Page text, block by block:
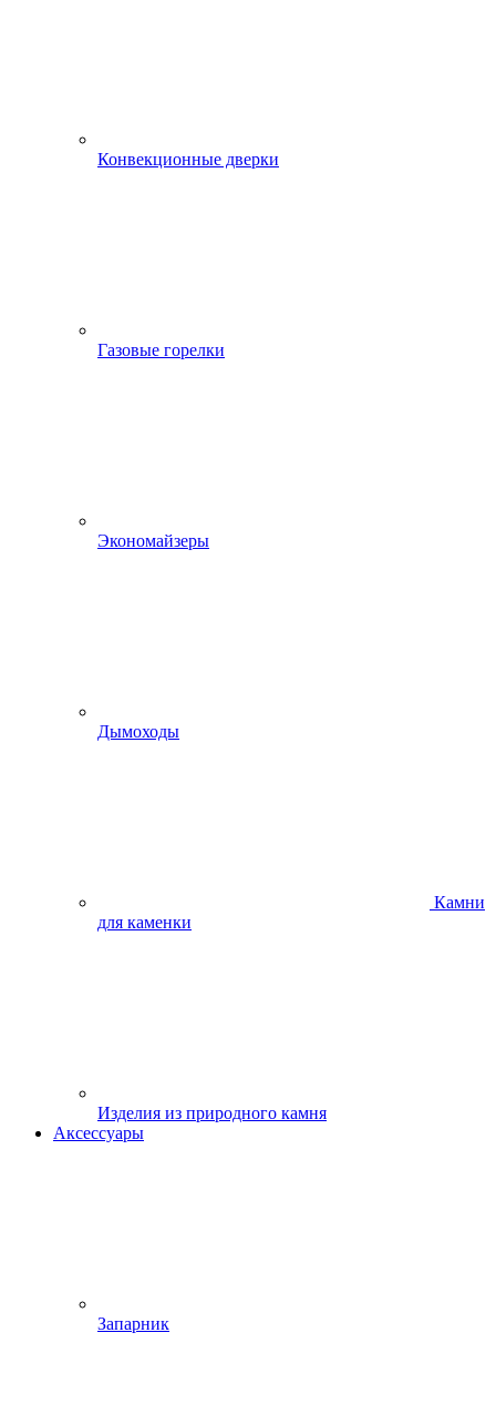
Конвекционные дверки
Газовые горелки
Экономайзеры
Дымоходы
Камни
для каменки
Изделия из природного камня
Аксессуары
Запарник